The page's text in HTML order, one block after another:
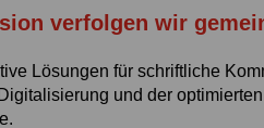
verfolgen wir
Lösungen für schriftliche
und der